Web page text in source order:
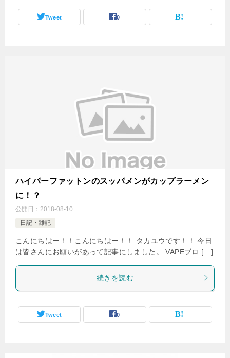
Tweet 0
ハイパーファットンのスッパメンがカップラーメン
に！？
公開日： 2018-08-10
日記・雑記
こんにちはー！！こんにちはー！！ タカユウです！！ 今日
は皆さんにお願いがあって記事にしました。 VAPEブロ […]
続きを読む
Tweet 0